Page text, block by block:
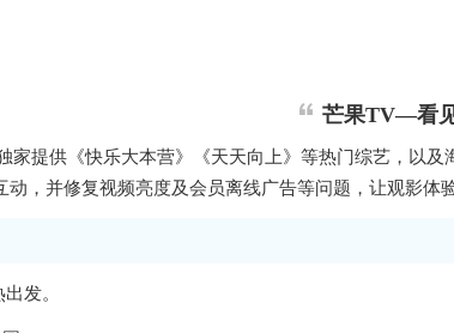
芒果TV—看
家提供《快乐大本营》《天天向上》等热门综艺，以
，并修复视频亮度及会员离线广告等问题，让观影体
发。